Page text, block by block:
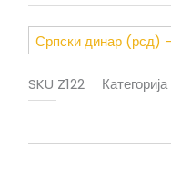
Српски динар (рсд)
SKU Z122 Категорија